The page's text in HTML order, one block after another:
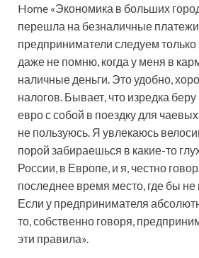
Home «Экономика в больших
перешла на безналичные
предприниматели следуем только
даже не помню, когда у меня в
наличные деньги. Это удобно,
налогов. Бывает, что изредка
евро с собой в поездку для
не пользуюсь. Я увлекаюсь
порой забираешься в какие-то
России, в Европе, и я, честно
последнее время место, где бы
Если у предпринимателя
то, собственно говоря,
эти правила».